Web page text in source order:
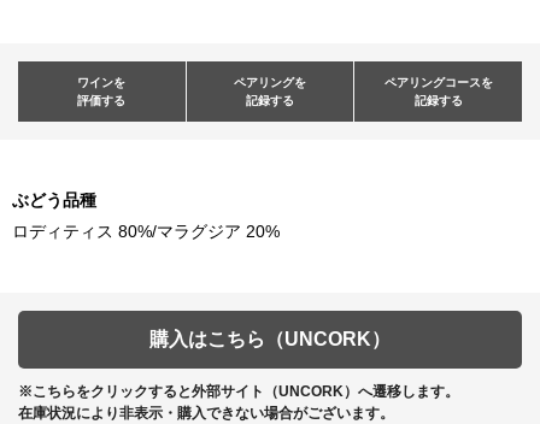
ワインを
評価する
ペアリングを
記録する
ペアリングコースを
記録する
ぶどう品種
ロディティス 80%/マラグジア 20%
購入はこちら（UNCORK）
※こちらをクリックすると外部サイト（UNCORK）へ遷移します。
在庫状況により非表示・購入できない場合がございます。